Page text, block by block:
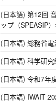
(日本語) 第12回
ップ（SPEASIP
(日本語) 総務省
(日本語) 科学研
(日本語) 令和7年
(日本語) IWAIT